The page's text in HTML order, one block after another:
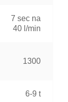
7 sec na
40 l/min
1300
6-9 t